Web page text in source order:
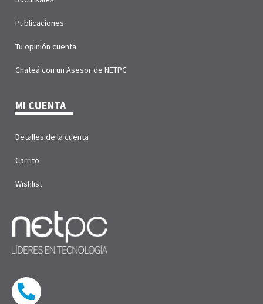
Publicaciones
Tu opinión cuenta
Chateá con un Asesor de NETPC
MI CUENTA
Detalles de la cuenta
Carrito
Wishlist